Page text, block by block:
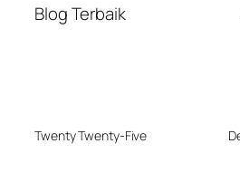
Blog Terbaik
Twenty Twenty-Five